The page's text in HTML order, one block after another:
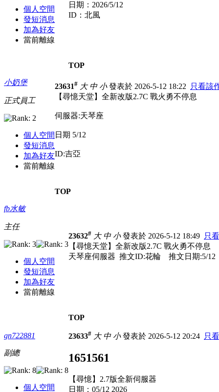
個人空間
發短消息
加為好友
當前離線
日期：2026/5/12
ID：北風
TOP
小奶堡
正式員工
個人空間
發短消息
加為好友
當前離線
23631# 大 中 小發表於 2026-5-12 18:22
只看該
【尋憶天堂】全新改版2.7C 戰火勇不停息
伺服器:天琴座
日期 5/12
ID:吉亞
TOP
fb水敏
主任
個人空間
發短消息
加為好友
當前離線
23632# 大 中 小發表於 2026-5-12 18:49 只
【尋憶天堂】全新改版2.7C 戰火勇不停息
天琴座伺服器 推文ID:花輪 推文日期:5/12
TOP
gn722881
副總
個人空間
23633# 大 中 小發表於 2026-5-12 20:24 只
1651561
【尋憶】2.7版全新伺服器
日期：05/12 2026